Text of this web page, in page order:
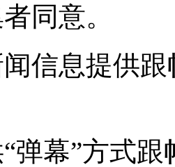
同意。
闻信息提供
“弹幕”方式